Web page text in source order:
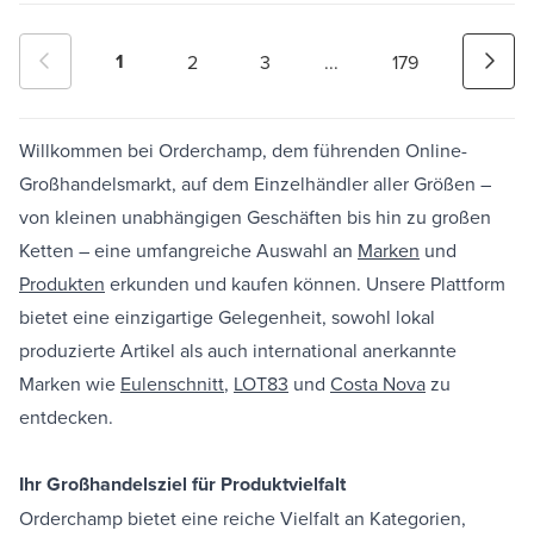
1 2 3 ... 179
Willkommen bei Orderchamp, dem führenden Online-
Großhandelsmarkt, auf dem Einzelhändler aller Größen –
von kleinen unabhängigen Geschäften bis hin zu großen
Ketten – eine umfangreiche Auswahl an Marken und
Produkten erkunden und kaufen können. Unsere Plattform
bietet eine einzigartige Gelegenheit, sowohl lokal
produzierte Artikel als auch international anerkannte
Marken wie Eulenschnitt, LOT83 und Costa Novazu
entdecken.
Ihr Großhandelsziel für Produktvielfalt
Orderchamp bietet eine reiche Vielfalt an Kategorien,